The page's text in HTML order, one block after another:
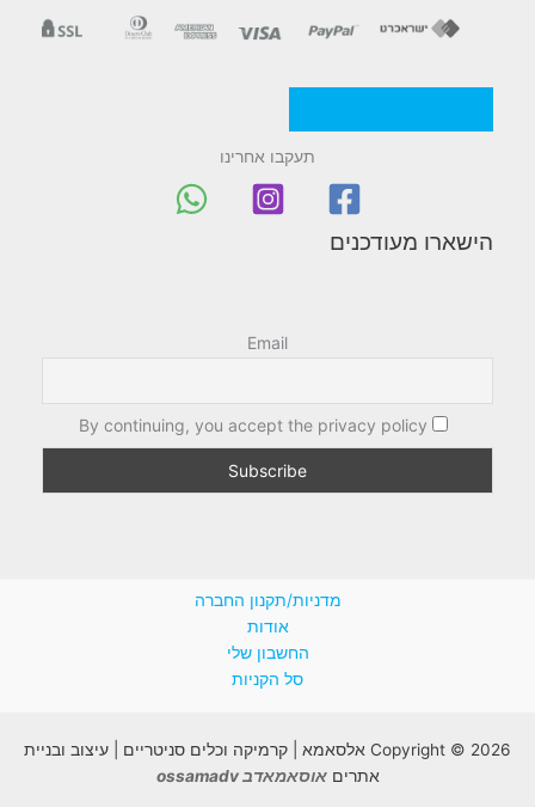
תעקבו אחרינו
הישארו מעודכנים
Email
By continuing, you accept the privacy policy
מדניות/תקנון החברה
אודות
החשבון שלי
סל הקניות
Copyright © 2026 אלסאמא | קרמיקה וכלים סניטריים | עיצוב ובניית
אתריםאוסאמאדב ossamadv